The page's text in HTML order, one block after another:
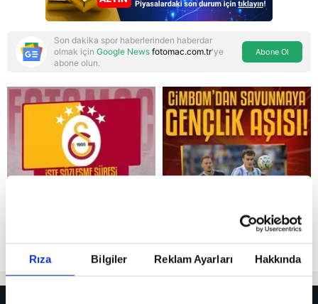
Rıza Bilgiler Reklam Ayarları Hakkında
Reddet
Son dakika spor haberlerinden haberdar
olmak için Google News fotomac.com.tr'ye
abone olun.
Abone Ol